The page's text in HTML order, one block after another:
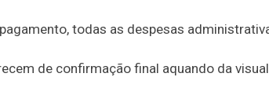
todas as despesas
de confirmação final aquando da